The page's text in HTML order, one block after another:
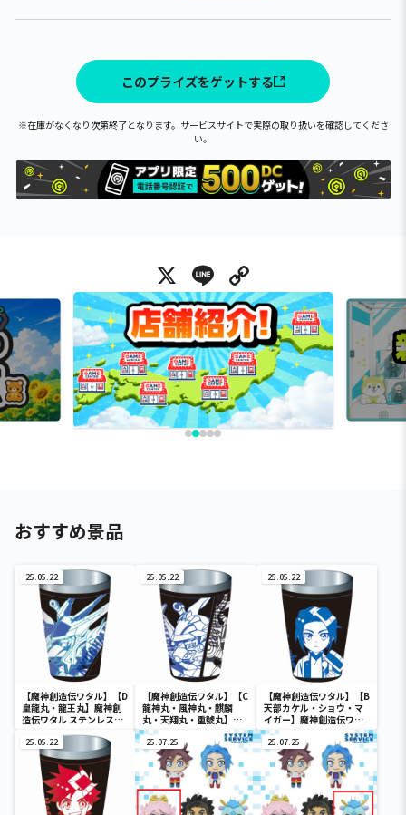
このプライズをゲットする
※在庫がなくなり次第終了となります。サービスサイトで実際の取り扱いを確認してくださ
い。
X Line
おすすめ景品
25.05.22
【魔神創造伝ワタル】【D
皇龍丸・龍王丸】魔神創
造伝ワタル ステンレスマ
ルチタンブラー
25.05.22
【魔神創造伝ワタル】【C
龍神丸・風神丸・麒麟
丸・天翔丸・重號丸】魔
神創造伝ワタル ステンレ
スマルチタンブラー
25.05.22
【魔神創造伝ワタル】【B
天部カケル・ショウ・マ
イガー】魔神創造伝ワタ
ル ステンレスマルチタン
ブラー
25.05.22 25.07.25 25.07.25